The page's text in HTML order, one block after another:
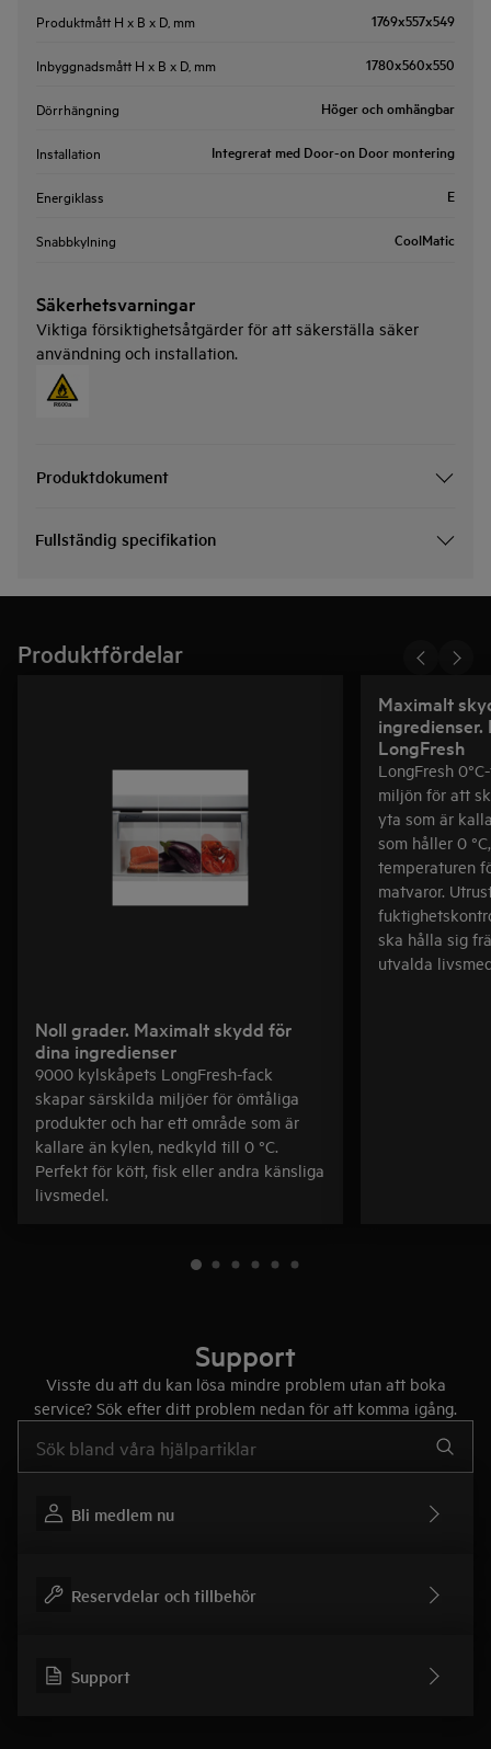
Produktmått H x B x D, mm 1769x557x549
Inbyggnadsmått H x B x D, mm 1780x560x550
Dörrhängning Höger och omhängbar
Installation Integrerat med Door-on Door montering
Energiklass E
Snabbkylning CoolMatic
Säkerhetsvarningar
Viktiga försiktighetsåtgärder för att säkerställa säker
användning och installation.
Produktdokument
Fullständig specifikation
Produktfördelar
Noll grader. Maximalt skydd för
dina ingredienser
9000 kylskåpets LongFresh-fack
skapar särskilda miljöer för ömtåliga
produkter och har ett område som är
kallare än kylen, nedkyld till 0 °C.
Perfekt för kött, fisk eller andra känsliga
livsmedel.
Maximalt
ingredienser.
LongFresh
LongFresh
miljön för att
yta som är
som håller 0
temperaturen
matvaror.
ska hålla sig
utvalda
Support
Visste du att du kan lösa mindre problem utan att boka
service? Sök efter ditt problem nedan för att komma igång.
Bli medlem nu
Reservdelar och tillbehör
Support